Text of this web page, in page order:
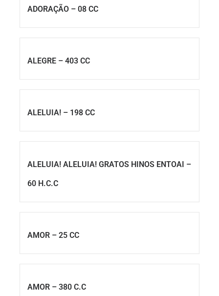
ADORAÇÃO – 08 CC
ALEGRE – 403 CC
ALELUIA! – 198 CC
ALELUIA! ALELUIA! GRATOS HINOS ENTOAI –
60 H.C.C
AMOR – 25 CC
AMOR – 380 C.C